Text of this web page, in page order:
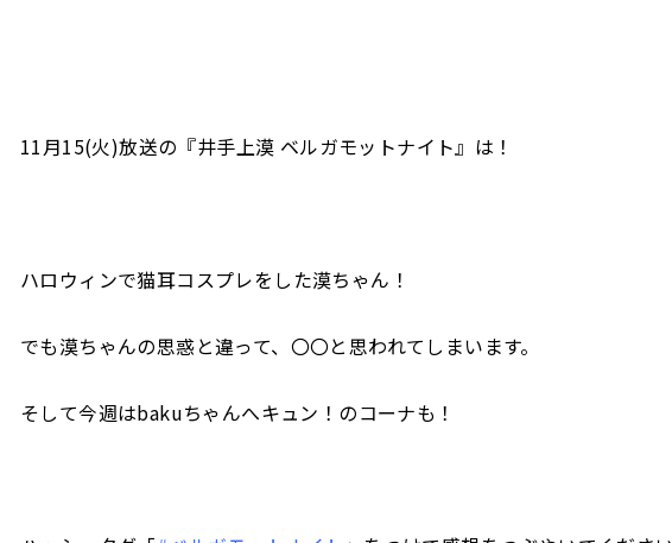
11月15(火)放送の『井手上漠 ベルガモットナイト』は！
ハロウィンで猫耳コスプレをした漠ちゃん！
でも漠ちゃんの思惑と違って、〇〇と思われてしまいます。
そして今週はbakuちゃんへキュン！のコーナも！